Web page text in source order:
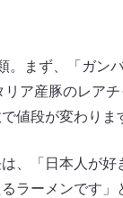
まず、「ガンバ
ア産豚のレア
値段が変わりま
、「日本人が
ラーメンです」